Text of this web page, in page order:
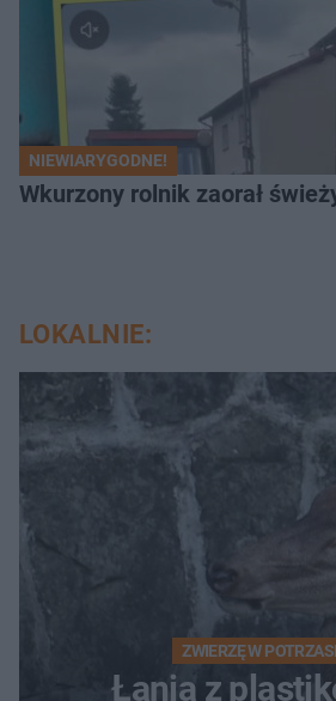
NIEWIARYGODNE!
Wkurzony rolnik zaorał
LOKALNIE:
ZWIERZĘ W
Łania z